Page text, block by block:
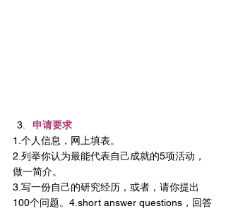
申请要求
1.个人信息，网上填表。
2.列举你认为最能代表自己成就的5项活动，
做一简介。
3.写一份自己的研究经历，或者，请你提出
100个问题。4.short answer questions，回答